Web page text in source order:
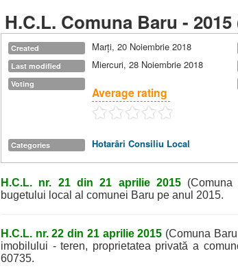
H.C.L. Comuna Baru -
Created Marți, 20 Noiembrie 2018
Last modified Miercuri, 28 Noiembrie 2018
Voting
Average rating
Categories Hotarâri Consiliu Local
H.C.L. nr. 21 din 21 aprilie 2015(Comuna
bugetului local al comunei Baru pe anul 2015.
H.C.L. nr. 22 din 21 aprilie 2015 (Comuna
imobilului - teren, proprietatea privată a
60735.